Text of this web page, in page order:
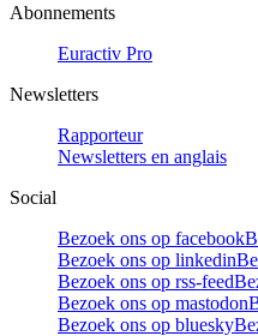
Abonnements
Euractiv Pro
Newsletters
Rapporteur
Newsletters en anglais
Social
Bezoek ons op facebook
Bezoek ons op linkedin
Bezoek ons op rss-feed
Bezoek ons op mastodon
Bezoek ons op bluesky